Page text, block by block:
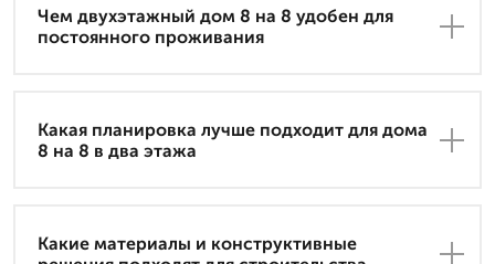
Чем двухэтажный дом 8 на 8 удобен для
постоянного проживания
Какая планировка лучше подходит для дома
8 на 8 в два этажа
Какие материалы и конструктивные